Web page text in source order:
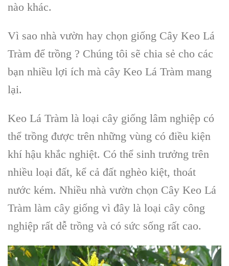
nào khác.
Vì sao nhà vườn hay chọn giống Cây Keo Lá
Tràm để trồng ? Chúng tôi sẽ chia sẻ cho các
bạn nhiều lợi ích mà cây Keo Lá Tràm mang
lại.
Keo Lá Tràm là loại cây giống lâm nghiệp có
thể trồng được trên những vùng có điều kiện
khí hậu khắc nghiệt. Có thể sinh trưởng trên
nhiều loại đất, kể cả đất nghèo kiệt, thoát
nước kém. Nhiều nhà vườn chọn Cây Keo Lá
Tràm làm cây giống vì đây là loại cây công
nghiệp rất dễ trồng và có sức sống rất cao.